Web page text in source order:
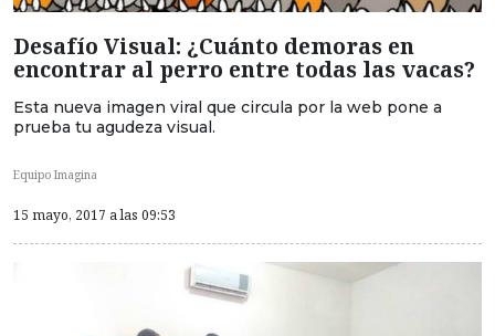
Desafío Visual: ¿Cuánto demoras en
encontrar al perro entre todas las vacas?
Esta nueva imagen viral que circula por la web pone a
prueba tu agudeza visual.
Equipo Imagina
15 mayo, 2017 a las 09:53